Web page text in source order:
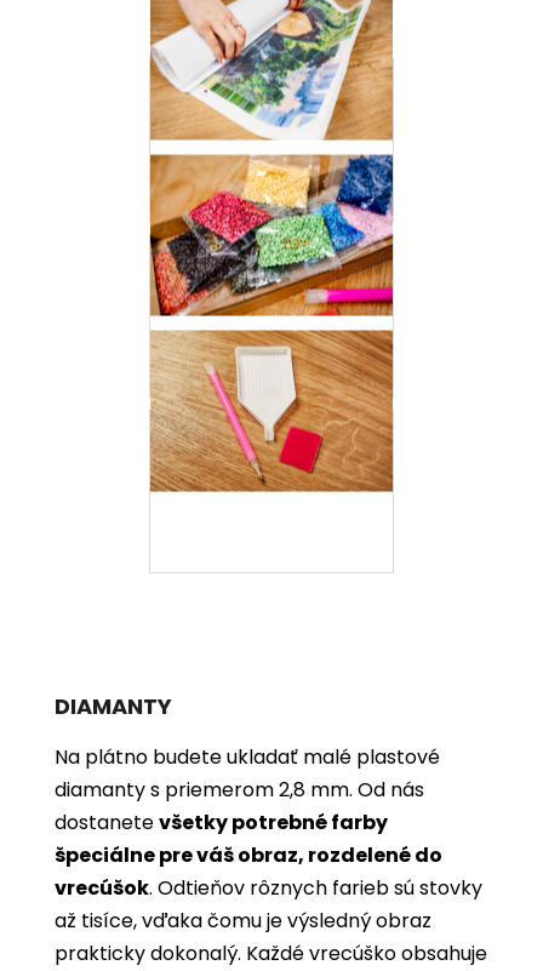
DIAMANTY
Na plátno budete ukladať malé plastové
diamanty s priemerom 2,8 mm. Od nás
dostanetevšetky potrebné farby
špeciálne pre váš obraz, rozdelené do
vrecúšok. Odtieňov rôznych farieb sú stovky
až tisíce, vďaka čomu je výsledný obraz
prakticky dokonalý. Každé vrecúško obsahuje